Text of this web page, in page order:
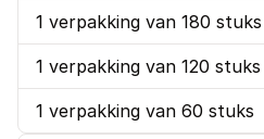
1 verpakking van 180 stuks
1 verpakking van 120 stuks
1 verpakking van 60 stuks